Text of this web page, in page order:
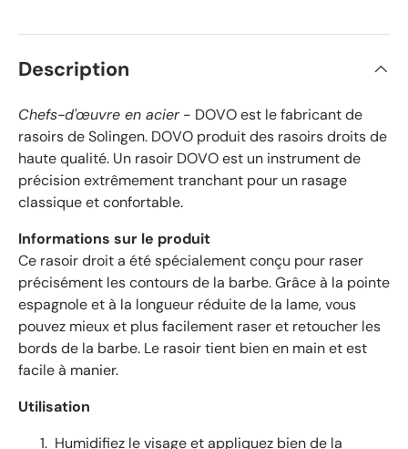
s
v
f
i
é
a
e
u
n
e
m
o
Description
Chefs-d'œuvre en acier- DOVO est le fabricant de
rasoirs de Solingen. DOVO produit des rasoirs droits de
haute qualité. Un rasoir DOVO est un instrument de
précision extrêmement tranchant pour un rasage
classique et confortable.
Informations sur le produit
Ce rasoir droit a été spécialement conçu pour raser
précisément les contours de la barbe. Grâce à la pointe
espagnole et à la longueur réduite de la lame, vous
pouvez mieux et plus facilement raser et retoucher les
bords de la barbe. Le rasoir tient bien en main et est
facile à manier.
Utilisation
Humidifiez le visage et appliquez bien de la